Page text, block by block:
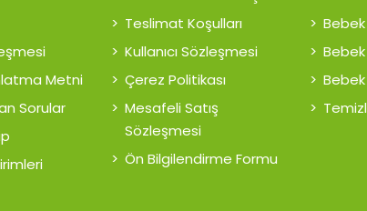
Metni
Sorular
Teslimat Koşulları
Kullanıcı Sözleşmesi
Çerez Politikası
Mesafeli Satış
Sözleşmesi
Ön Bilgilendirme Formu
Bebek